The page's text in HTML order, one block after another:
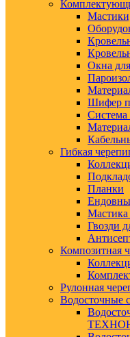
Окна
Шифер
Система
Гибкая
Планки
Гвозди
Композитная
Рулонная
Водосточные